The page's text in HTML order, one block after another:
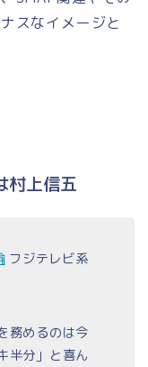
スなイメージと
村上信五
フジテレビ系
務めるのは今
半分」と喜ん